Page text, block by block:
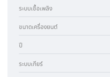
ระบบเชื้อเพลิง
ขนาดเครื่องยนต์
ปี
ระบบเกียร์